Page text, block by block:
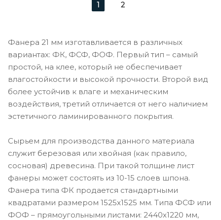
1 2
Фанера 21 мм изготавливается в различных
вариантах: ФК, ФСФ, ФОФ. Первый тип – самый
простой, на клее, который не обеспечивает
влагостойкости и высокой прочности. Второй вид
более устойчив к влаге и механическим
воздействия, третий отличается от него наличием
эстетичного ламинированного покрытия.
Сырьем для производства данного материала
служит березовая или хвойная (как правило,
сосновая) древесина. При такой толщине лист
фанеры может состоять из 10-15 слоев шпона.
Фанера типа ФК продается стандартными
квадратами размером 1525х1525 мм. Типа ФСФ или
ФОФ – прямоугольными листами: 2440х1220 мм,